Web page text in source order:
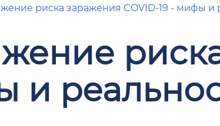
риска заражения COVID-19 - мифы и
и